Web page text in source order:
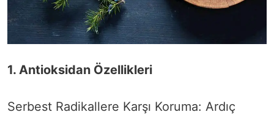
1. Antioksidan Özellikleri
Serbest Radikallere Karşı Koruma: Ardıç